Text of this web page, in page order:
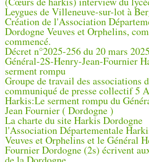
Leygues de Villeneuve-sur-lot à
Création de l'Association
Dordogne Veuves et Orphelins,
commencé.
Décret n°2025-256 du 20 mars 2025
Général-2S-Henry-Jean-Fournier
serment rompu
Groupe de travail des associations
communiqué de presse collectif 5
Harkis:Le serment rompu du
Jean Fournier ( Dordogne )
La charte du site Harkis Dordogne
l'Association Départementale
Veuves et Orphelins et le Général
Fournier Dordogne (2s) écrivent